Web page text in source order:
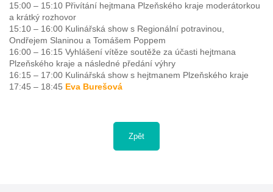
15:00 – 15:10 Přivítání hejtmana Plzeňského kraje moderátorkou
a krátký rozhovor
15:10 – 16:00 Kulinářská show s Regionální potravinou,
Ondřejem Slaninou a Tomášem Poppem
16:00 – 16:15 Vyhlášení vítěze soutěže za účasti hejtmana
Plzeňského kraje a následné předání výhry
16:15 – 17:00 Kulinářská show s hejtmanem Plzeňského kraje
17:45 – 18:45 Eva Burešová
Zpět